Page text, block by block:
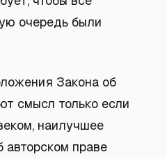
очередь были
Закона об
смысл только если
наилучшее
авторском праве